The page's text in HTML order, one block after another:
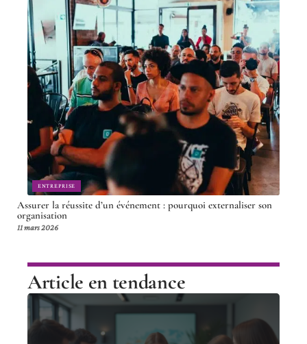
ENTREPRISE
Assurer la réussite d’un événement : pourquoi externaliser son
organisation
11 mars 2026
Article en tendance